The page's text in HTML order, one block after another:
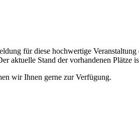
für diese hochwertige Veranstaltung
aktuelle Stand der vorhandenen Plätze
wir Ihnen gerne zur Verfügung.